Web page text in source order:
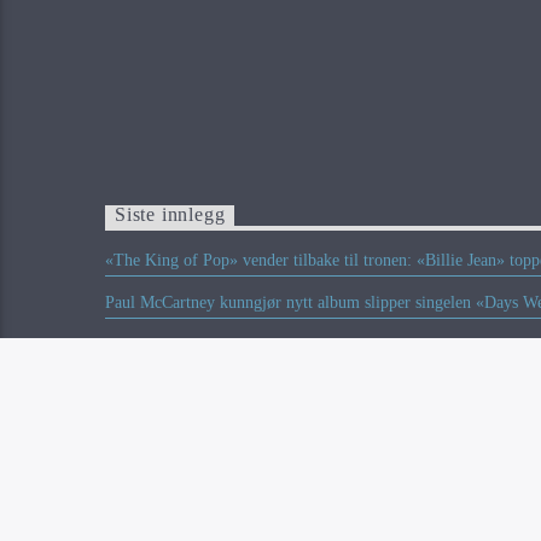
Siste innlegg
«The King of Pop» vender tilbake til tronen: «Billie Jean»
Paul McCartney kunngjør nytt album slipper singelen «Days